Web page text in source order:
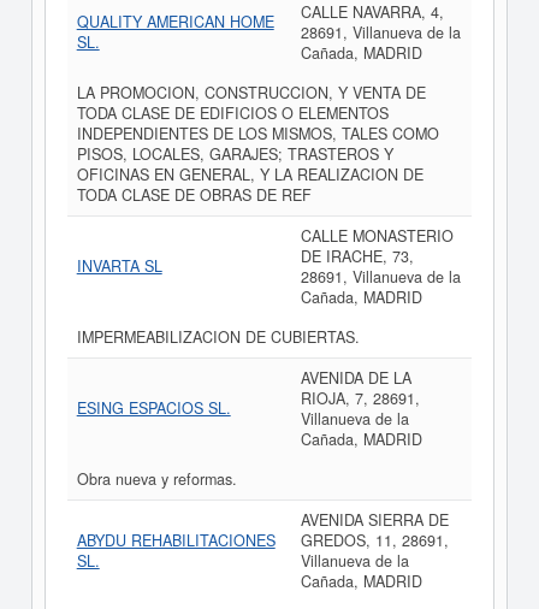
QUALITY AMERICAN HOME
SL.
CALLE NAVARRA, 4,
28691, Villanueva de la
Cañada, MADRID
LA PROMOCION, CONSTRUCCION, Y VENTA DE
TODA CLASE DE EDIFICIOS O ELEMENTOS
INDEPENDIENTES DE LOS MISMOS, TALES COMO
PISOS, LOCALES, GARAJES; TRASTEROS Y
OFICINAS EN GENERAL, Y LA REALIZACION DE
TODA CLASE DE OBRAS DE REF
INVARTA SL
CALLE MONASTERIO
DE IRACHE, 73,
28691, Villanueva de la
Cañada, MADRID
IMPERMEABILIZACION DE CUBIERTAS.
ESING ESPACIOS SL.
AVENIDA DE LA
RIOJA, 7, 28691,
Villanueva de la
Cañada, MADRID
Obra nueva y reformas.
ABYDU REHABILITACIONES
SL.
AVENIDA SIERRA DE
GREDOS, 11, 28691,
Villanueva de la
Cañada, MADRID